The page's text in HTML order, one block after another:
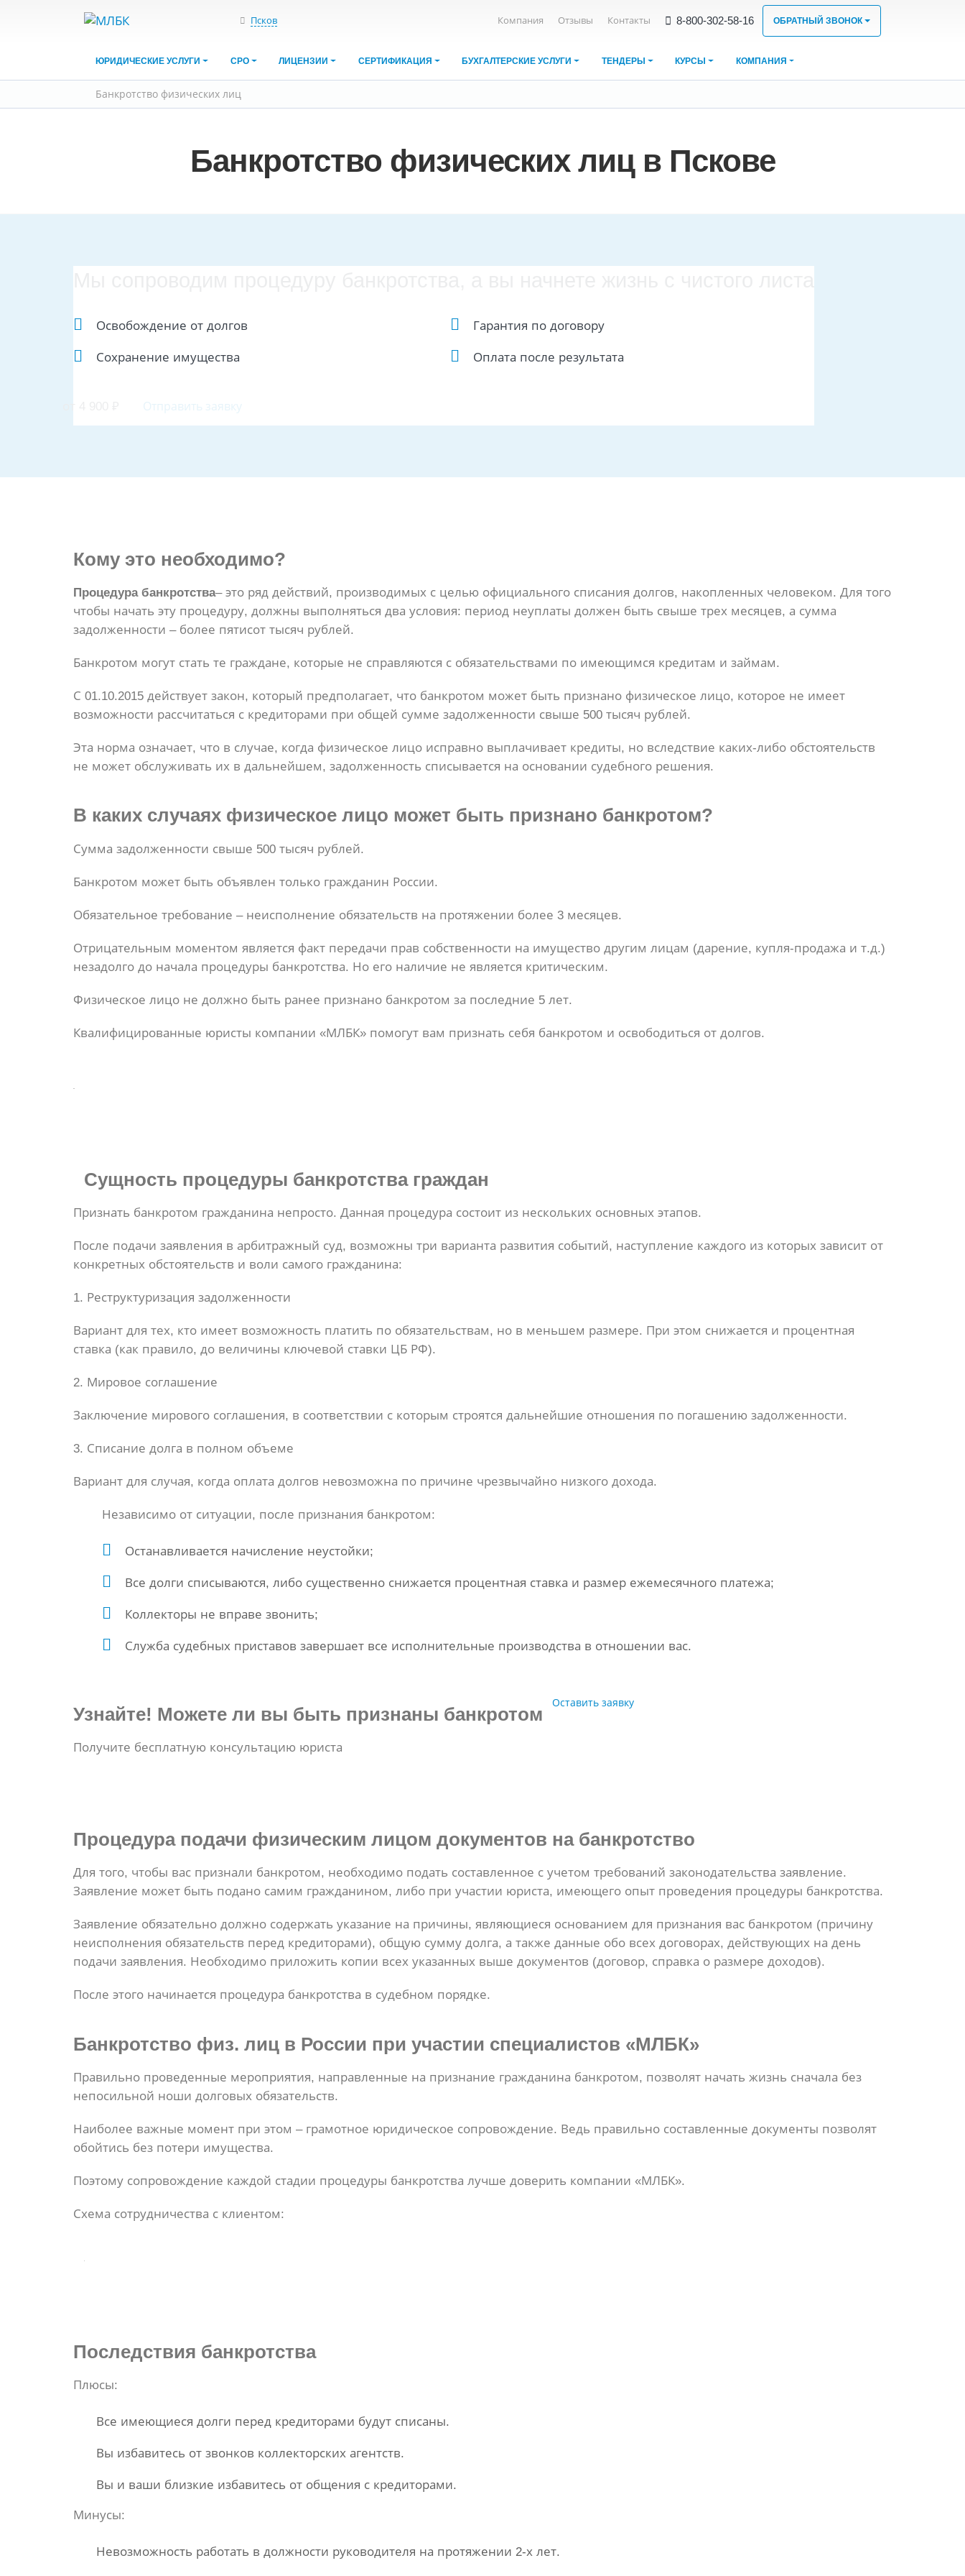
Псков Компания Отзывы Контакты 8‑800‑302‑58‑16 ОБРАТНЫЙ ЗВОНОК
ЮРИДИЧЕСКИЕ УСЛУГИ СРО ЛИЦЕНЗИИ СЕРТИФИКАЦИЯ БУХГАЛТЕРСКИЕ УСЛУГИ ТЕНДЕРЫ КУРСЫ КОМПАНИЯ
Банкротство физических лиц
Банкротство физических лиц в Пскове
Освобождение от долгов
Сохранение имущества
Гарантия по договору
Оплата после результата
Отправить заявку
Кому это необходимо?
Процедура банкротства– это ряд действий, производимых с целью официального списания долгов, накопленных человеком. Для того
чтобы начать эту процедуру, должны выполняться два условия: период неуплаты должен быть свыше трех месяцев, а сумма
задолженности – более пятисот тысяч рублей.
Банкротом могут стать те граждане, которые не справляются с обязательствами по имеющимся кредитам и займам.
С 01.10.2015 действует закон, который предполагает, что банкротом может быть признано физическое лицо, которое не имеет
возможности рассчитаться с кредиторами при общей сумме задолженности свыше 500 тысяч рублей.
Эта норма означает, что в случае, когда физическое лицо исправно выплачивает кредиты, но вследствие каких-либо обстоятельств
не может обслуживать их в дальнейшем, задолженность списывается на основании судебного решения.
В каких случаях физическое лицо может быть признано банкротом?
Сумма задолженности свыше 500 тысяч рублей.
Банкротом может быть объявлен только гражданин России.
Обязательное требование – неисполнение обязательств на протяжении более 3 месяцев.
Отрицательным моментом является факт передачи прав собственности на имущество другим лицам (дарение, купля-продажа и т.д.)
незадолго до начала процедуры банкротства. Но его наличие не является критическим.
Физическое лицо не должно быть ранее признано банкротом за последние 5 лет.
Квалифицированные юристы компании «МЛБК» помогут вам признать себя банкротом и освободиться от долгов.
Сущность процедуры банкротства граждан
Признать банкротом гражданина непросто. Данная процедура состоит из нескольких основных этапов.
После подачи заявления в арбитражный суд, возможны три варианта развития событий, наступление каждого из которых зависит от
конкретных обстоятельств и воли самого гражданина:
1. Реструктуризация задолженности
Вариант для тех, кто имеет возможность платить по обязательствам, но в меньшем размере. При этом снижается и процентная
ставка (как правило, до величины ключевой ставки ЦБ РФ).
2. Мировое соглашение
Заключение мирового соглашения, в соответствии с которым строятся дальнейшие отношения по погашению задолженности.
3. Списание долга в полном объеме
Вариант для случая, когда оплата долгов невозможна по причине чрезвычайно низкого дохода.
Независимо от ситуации, после признания банкротом:
Останавливается начисление неустойки;
Все долги списываются, либо существенно снижается процентная ставка и размер ежемесячного платежа;
Коллекторы не вправе звонить;
Служба судебных приставов завершает все исполнительные производства в отношении вас.
Узнайте! Можете ли вы быть признаны банкротом
Получите бесплатную консультацию юриста
Оставить заявку
Процедураподачи физическим лицом документов на банкротство
Для того, чтобы вас признали банкротом, необходимо подать составленное с учетом требований законодательства заявление.
Заявление может быть подано самим гражданином, либо при участии юриста, имеющего опыт проведения процедуры банкротства.
Заявление обязательно должно содержать указание на причины, являющиеся основанием для признания вас банкротом (причину
неисполнения обязательств перед кредиторами), общую сумму долга, а также данные обо всех договорах, действующих на день
подачи заявления. Необходимо приложить копии всех указанных выше документов (договор, справка о размере доходов).
После этого начинается процедура банкротства в судебном порядке.
Банкротство физ. лиц в России при участии специалистов «МЛБК»
Правильно проведенные мероприятия, направленные на признание гражданина банкротом, позволят начать жизнь сначала без
непосильной ноши долговых обязательств.
Наиболее важные момент при этом – грамотное юридическое сопровождение. Ведь правильно составленные документы позволят
обойтись без потери имущества.
Поэтому сопровождение каждой стадии процедуры банкротства лучше доверить компании «МЛБК».
Схема сотрудничества с клиентом:
Последствия банкротства
Плюсы:
Все имеющиеся долги перед кредиторами будут списаны.
Вы избавитесь от звонков коллекторских агентств.
Вы и ваши близкие избавитесь от общения с кредиторами.
Минусы:
Невозможность работать в должности руководителя на протяжении 2-х лет.